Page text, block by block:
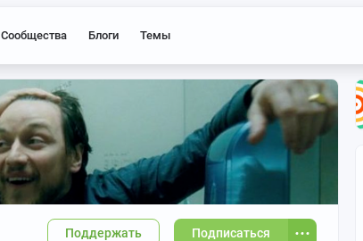
Сообщества Блоги Темы
Поддержать Подписаться